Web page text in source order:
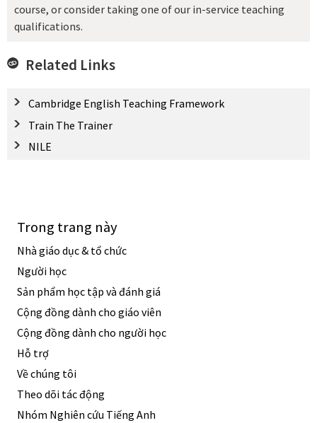
course, or consider taking one of our in-service teaching
qualifications.
Related Links
Cambridge English Teaching Framework
Train The Trainer
NILE
Trong trang này
Nhà giáo dục & tổ chức
Người học
Sản phẩm học tập và đánh giá
Cộng đồng dành cho giáo viên
Cộng đồng dành cho người học
Hỗ trợ
Về chúng tôi
Theo dõi tác động
Nhóm Nghiên cứu Tiếng Anh